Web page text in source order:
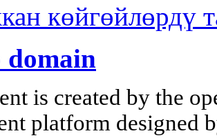
көйгөйлөрдү
domain
is created by the
platform designed